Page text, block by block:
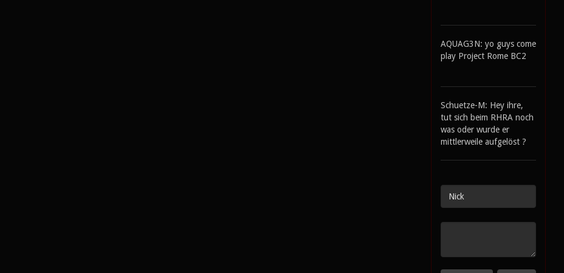
AQUAG3N: yo guys come
play Project Rome BC2
Schuetze-M: Hey ihre,
tut sich beim RHRA noch
was oder wurde er
mittlerweile aufgelöst ?